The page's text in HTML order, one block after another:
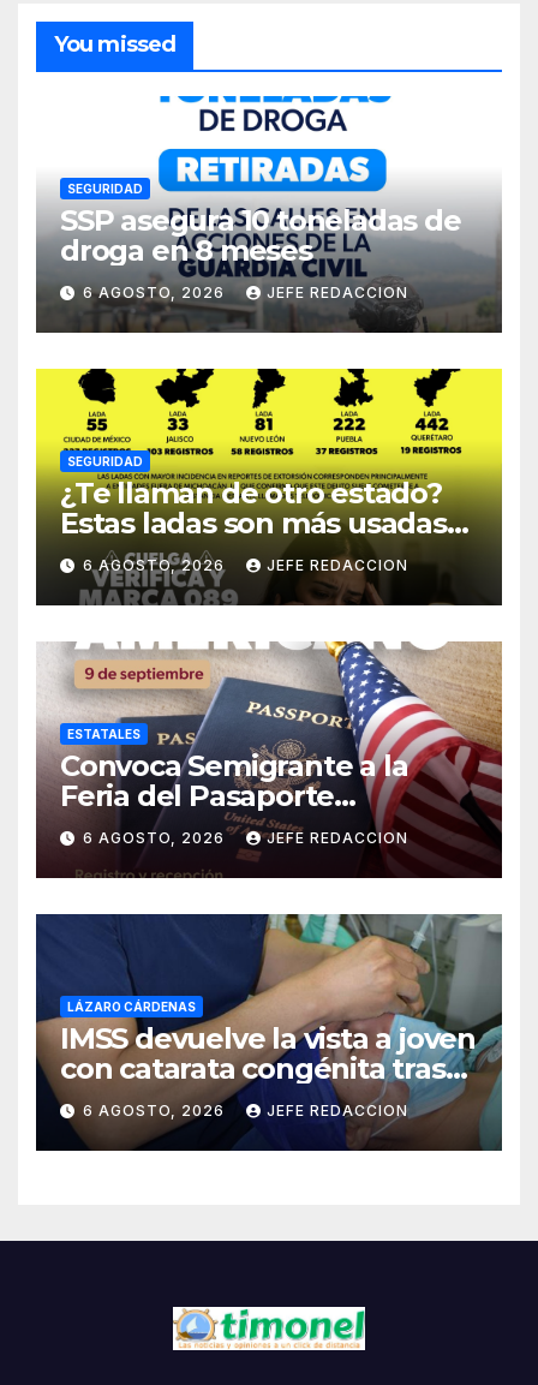
You missed
SEGURIDAD
SSP asegura 10 toneladas de
droga en 8 meses
6 AGOSTO, 2026 JEFE REDACCION
SEGURIDAD
¿Te llaman de otro estado?
Estas ladas son más usadas
para extorsionar en
Michoacán
6 AGOSTO, 2026 JEFE REDACCION
ESTATALES
Convoca Semigrante a la
Feria del Pasaporte
Estadounidense 2026
6 AGOSTO, 2026 JEFE REDACCION
LÁZARO CÁRDENAS
IMSS devuelve la vista a joven
con catarata congénita tras
23 años de limitación visual
6 AGOSTO, 2026 JEFE REDACCION